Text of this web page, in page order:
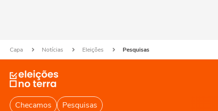
Capa Notícias Eleições Pesquisas
Checamos Pesquisas